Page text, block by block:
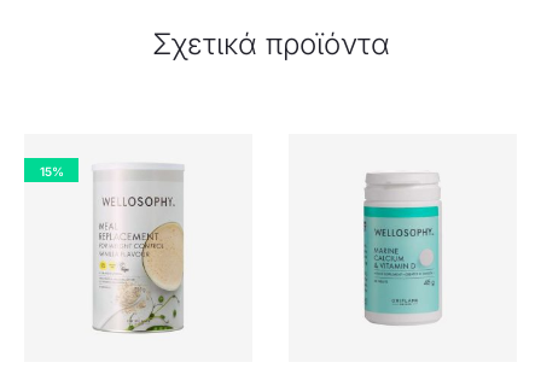
Σχετικά προϊόντα
15%